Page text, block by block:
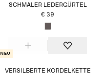
SCHMALER LEDERGÜRTEL
€ 39
Neu
VERSILBERTE KORDELKETTE